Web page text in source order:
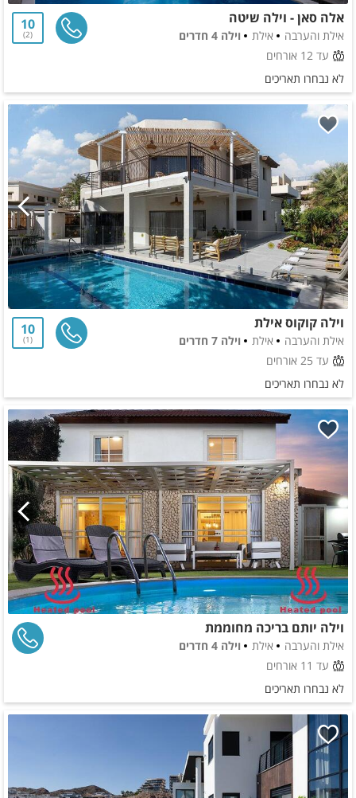
אלה סאן - וילה שיטה
אילת והערבה אילת
וילה 4 חדרים
עד 12 אורחים
10
2
לא נבחרו תאריכים
וילה קוקוס אילת
אילת והערבה אילת
וילה 7 חדרים
עד 25 אורחים
10
1
לא נבחרו תאריכים
וילה יותם בריכה מחוממת
אילת והערבה אילת
וילה 4 חדרים
עד 11 אורחים
לא נבחרו תאריכים